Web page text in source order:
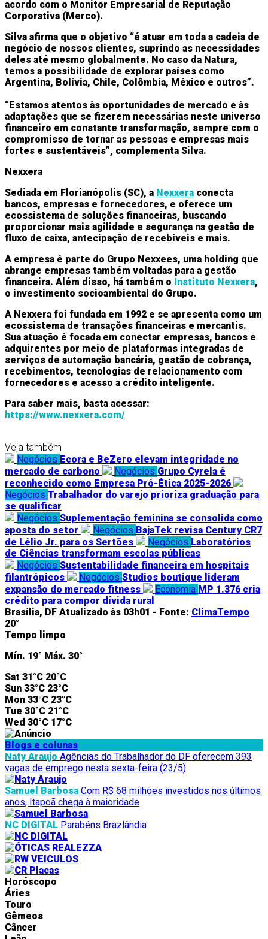
acordo com o Monitor Empresarial de Reputação
Corporativa (Merco).
Silva afirma que o objetivo “é atuar em toda a cadeia de
negócio de nossos clientes, suprindo as necessidades
deles até mesmo globalmente. No caso da Natura,
temos a possibilidade de explorar países como
Argentina, Bolívia, Chile, Colômbia, México e outros”.
“Estamos atentos às oportunidades de mercado e às
adaptações que se fizerem necessárias neste universo
financeiro em constante transformação, sempre com o
compromisso de tornar as pessoas e empresas mais
fortes e sustentáveis”, complementa Silva.
Nexxera
Sediada em Florianópolis (SC), a Nexxera conecta
bancos, empresas e fornecedores, e oferece um
ecossistema de soluções financeiras, buscando
proporcionar mais agilidade e segurança na gestão de
fluxo de caixa, antecipação de recebíveis e mais.
A empresa é parte do Grupo Nexxees, uma holding que
abrange empresas também voltadas para a gestão
financeira. Além disso, há também o Instituto Nexxera,
o investimento socioambiental do Grupo.
A Nexxera foi fundada em 1992 e se apresenta como um
ecossistema de transações financeiras e mercantis.
Sua atuação é focada em conectar empresas, bancos e
adquirentes por meio de plataformas integradas de
serviços de automação bancária, gestão de cobrança,
recebimentos, tecnologias de relacionamento com
fornecedores e acesso a crédito inteligente.
Para saber mais, basta acessar:
https://www.nexxera.com/
Veja também
Negócios Ecora e BeZero elevam integridade no
mercado de carbono
Negócios Grupo Cyrela é
reconhecido como Empresa Pró-Ética 2025-2026
Negócios Trabalhador do varejo prioriza graduação para
se qualificar
Negócios Suplementação feminina se consolida como
aposta do setor
Negócios BajaTek revisa Century CR7
de Lélio Jr. para os Sertões
Negócios Laboratórios
de Ciências transformam escolas públicas
Negócios Sustentabilidade financeira em hospitais
filantrópicos
Negócios Studios boutique lideram
expansão do mercado fitness
Economia MP 1.376 cria
crédito para compor dívida rural
Brasília, DF Atualizado às 03h01 - Fonte: ClimaTempo
20°
Tempo limpo
Mín. 19° Máx. 30°
Sat 31°C 20°C
Sun 33°C 23°C
Mon 33°C 23°C
Tue 30°C 21°C
Wed 30°C 17°C
Blogs e colunas
Naty Araujo Agências do Trabalhador do DF oferecem 393
vagas de emprego nesta sexta-feira (23/5)
Samuel Barbosa Com R$ 68 milhões investidos nos últimos
anos, Itapoã chega à maioridade
NC DIGITAL Parabéns Brazlândia
Horóscopo
Áries
Touro
Gêmeos
Câncer